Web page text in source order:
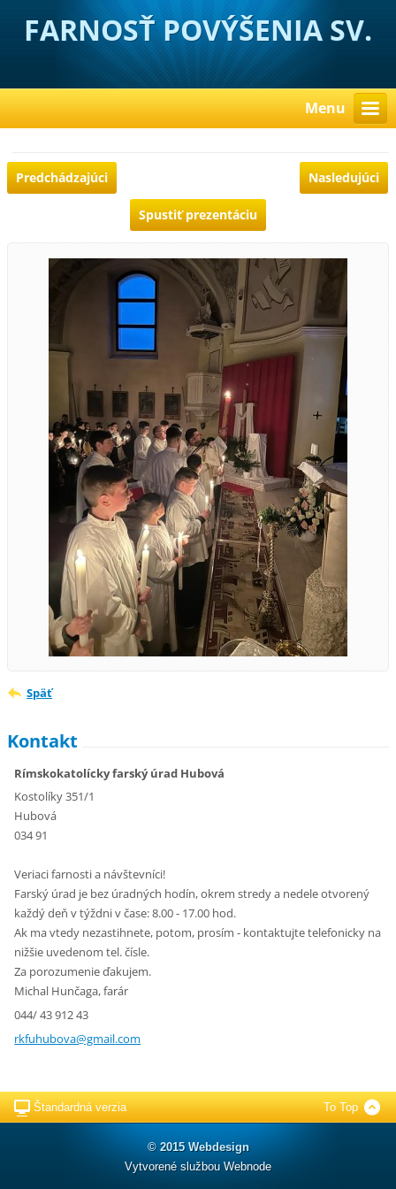
FARNOSŤ POVÝŠENIA SV.
KRÍŽA HUBOVÁ
Menu
Predchádzajúci Nasledujúci
Spustiť prezentáciu
Späť
Kontakt
Rímskokatolícky farský úrad Hubová
Kostolíky 351/1
Hubová
034 91
Veriaci farnosti a návštevníci!
Farský úrad je bez úradných hodín, okrem stredy a nedele otvorený
každý deň v týždni v čase: 8.00 - 17.00 hod.
Ak ma vtedy nezastihnete, potom, prosím - kontaktujte telefonicky na
nižšie uvedenom tel. čísle.
Za porozumenie ďakujem.
Michal Hunčaga, farár
044/ 43 912 43
rkfuhubova@gmail.com
Štandardná verzia To Top
© 2015 Webdesign
Vytvorené službou Webnode